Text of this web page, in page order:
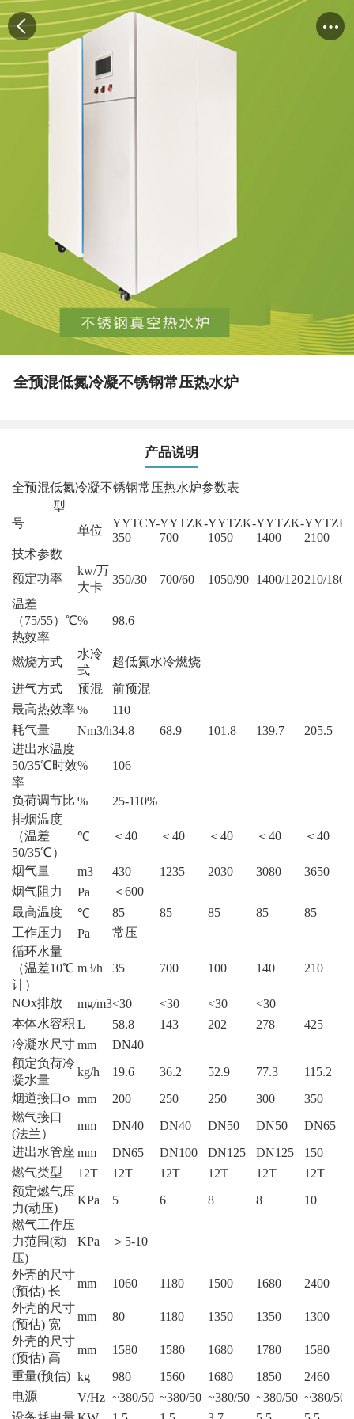
全预混低氮冷凝不锈钢常压热水炉
产品说明
全预混低氮冷凝不锈钢常压热水炉参数表
型
号
技术参数
单位
YYTCY-
350
YYTZK-
700
YYTZK-
1050
YYTZK-
1400
YYTZK-
2100
额定功率
kw/万
大卡
350/30 700/60 1050/90 1400/120210/180
温差
（75/55）℃
热效率
% 98.6
燃烧方式
水冷
式
超低氮水冷燃烧
进气方式
预混
前预混
最高热效率%
110
耗气量
Nm3/h34.8 68.9 101.8 139.7
205.5
进出水温度
50/35℃时效
率
% 106
负荷调节比 %
25-110%
排烟温度
（温差
50/35℃）
℃ ＜40 ＜40 ＜40 ＜40 ＜40
烟气量 m3 430 1235 2030 3080
3650
烟气阻力
Pa
＜600
最高温度
℃ 85 85 85 85
85
工作压力
Pa
常压
循环水量
（温差10℃
计）
m3/h 35 700 100 140 210
NOx排放 mg/m3<30 <30 <30
<30
本体水容积 L 58.8 143 202 278
425
冷凝水尺寸mm
DN40
额定负荷冷
凝水量
kg/h 19.6 36.2 52.9 77.3
115.2
烟道接口φ mm 200 250 250 300
350
燃气接口
(法兰）
mm DN40 DN40 DN50 DN50
DN65
进出水管座 mm DN65 DN100 DN125 DN125
150
燃气类型
12T 12T 12T 12T 12T
12T
额定燃气压
力(动压)
KPa 5 6 8 8
10
燃气工作压
力范围(动
压)
KPa ＞5-10
外壳的尺寸
(预估) 长
mm 1060 1180 1500 1680
2400
外壳的尺寸
(预估) 宽
mm 80 1180 1350 1350
1300
外壳的尺寸
(预估) 高
mm 1580 1580 1680 1780
1580
重量(预估) kg 980 1560 1680 1850
2460
电源
V/Hz ~380/50 ~380/50 ~380/50 ~380/50 ~380/50